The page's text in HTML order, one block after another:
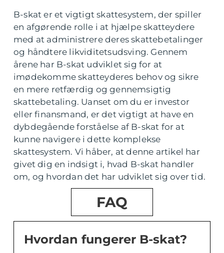
B-skat er et vigtigt skattesystem, der spiller
en afgørende rolle i at hjælpe skatteydere
med at administrere deres skattebetalinger
og håndtere likviditetsudsving. Gennem
årene har B-skat udviklet sig for at
imødekomme skatteyderes behov og sikre
en mere retfærdig og gennemsigtig
skattebetaling. Uanset om du er investor
eller finansmand, er det vigtigt at have en
dybdegående forståelse af B-skat for at
kunne navigere i dette komplekse
skattesystem. Vi håber, at denne artikel har
givet dig en indsigt i, hvad B-skat handler
om, og hvordan det har udviklet sig over tid.
FAQ
Hvordan fungerer B-skat?